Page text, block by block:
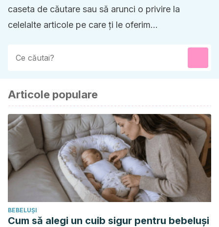
caseta de căutare sau să arunci o privire la
celelalte articole pe care ți le oferim...
Articole populare
BEBELUȘI
Cum să alegi un cuib sigur pentru bebeluși